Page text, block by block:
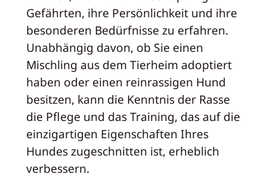
Gefährten, ihre Persönlichkeit und ihre
besonderen Bedürfnisse zu erfahren.
Unabhängig davon, ob Sie einen
Mischling aus dem Tierheim adoptiert
haben oder einen reinrassigen Hund
besitzen, kann die Kenntnis der Rasse
die Pflege und das Training, das auf die
einzigartigen Eigenschaften Ihres
Hundes zugeschnitten ist, erheblich
verbessern.